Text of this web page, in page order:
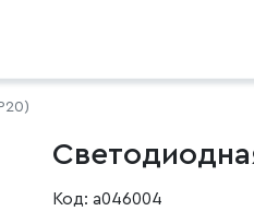
Код: a046004